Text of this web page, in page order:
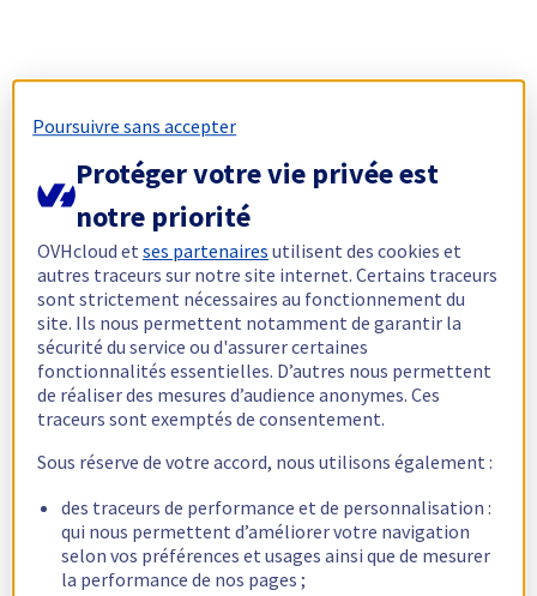
Poursuivre sans accepter
Protéger votre vie privée est
notre priorité
OVHcloud etses partenaires utilisent des cookies et
autres traceurs sur notre site internet. Certains traceurs
sont strictement nécessaires au fonctionnement du
site. Ils nous permettent notamment de garantir la
sécurité du service ou d'assurer certaines
fonctionnalités essentielles. D’autres nous permettent
de réaliser des mesures d’audience anonymes. Ces
traceurs sont exemptés de consentement.
Sous réserve de votre accord, nous utilisons également :
des traceurs de performance et de personnalisation :
qui nous permettent d’améliorer votre navigation
selon vos préférences et usages ainsi que de mesurer
la performance de nos pages ;